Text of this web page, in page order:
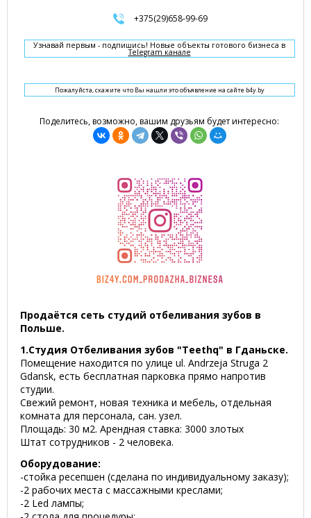
+375(29)658-99-69
Узнавай первым - подпишись! Новые объекты готового бизнеса в
Telegram канале
Пожалуйста, скажите что Вы нашли это объявление на сайте b4y.by
Поделитесь, возможно, вашим друзьям будет интересно:
Продаётся сеть студий отбеливания зубов в
Польше.
1.Студия Отбеливания зубов "Teethq" в Гданьске.
Помещение находится по улице ul. Andrzeja Struga 2
Gdansk, есть бесплатная парковка прямо напротив
студии.
Свежий ремонт, новая техника и мебель, отдельная
комната для персонала, сан. узел.
Площадь: 30 м2. Арендная ставка: 3000 злотых
Штат сотрудников - 2 человека.
Оборудование:
-стойка ресепшен (сделана по индивидуальному заказу);
-2 рабочих места с массажными креслами;
-2 Led лампы;